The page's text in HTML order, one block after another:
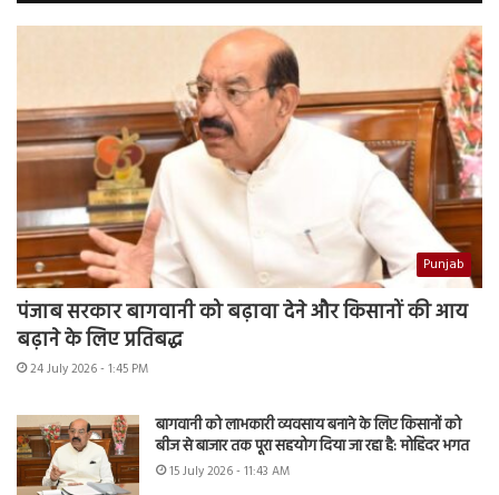
Punjab
पंजाब सरकार बागवानी को बढ़ावा देने और किसानों की आय
बढ़ाने के लिए प्रतिबद्ध
24 July 2026 - 1:45 PM
बागवानी को लाभकारी व्यवसाय बनाने के लिए किसानों को
बीज से बाजार तक पूरा सहयोग दिया जा रहा है: मोहिंदर भगत
15 July 2026 - 11:43 AM